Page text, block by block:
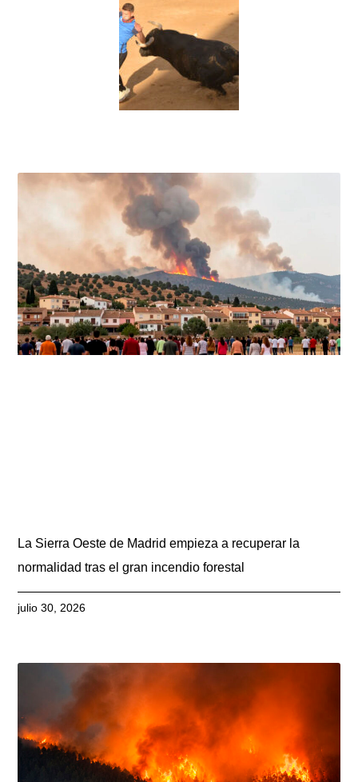
La Sierra Oeste de Madrid empieza a recuperar la
normalidad tras el gran incendio forestal
julio 30, 2026